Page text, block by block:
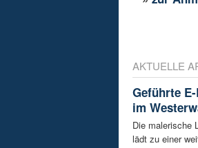
AKTUELLE
Geführte
im
Die malerische
lädt zu einer